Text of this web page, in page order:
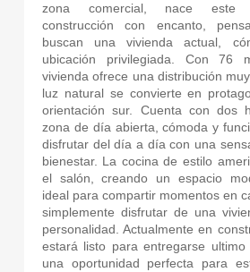
zona comercial, nace este
construcción con encanto,
buscan una vivienda actual,
ubicación privilegiada. Con 76
vivienda ofrece una distribución
luz natural se convierte en
orientación sur. Cuenta con dos
zona de día abierta, cómoda y
disfrutar del día a día con una
bienestar. La cocina de estilo
el salón, creando un espacio
ideal para compartir momentos en
simplemente disfrutar de una
personalidad. Actualmente en
estará listo para entregarse ultimo
una oportunidad perfecta para